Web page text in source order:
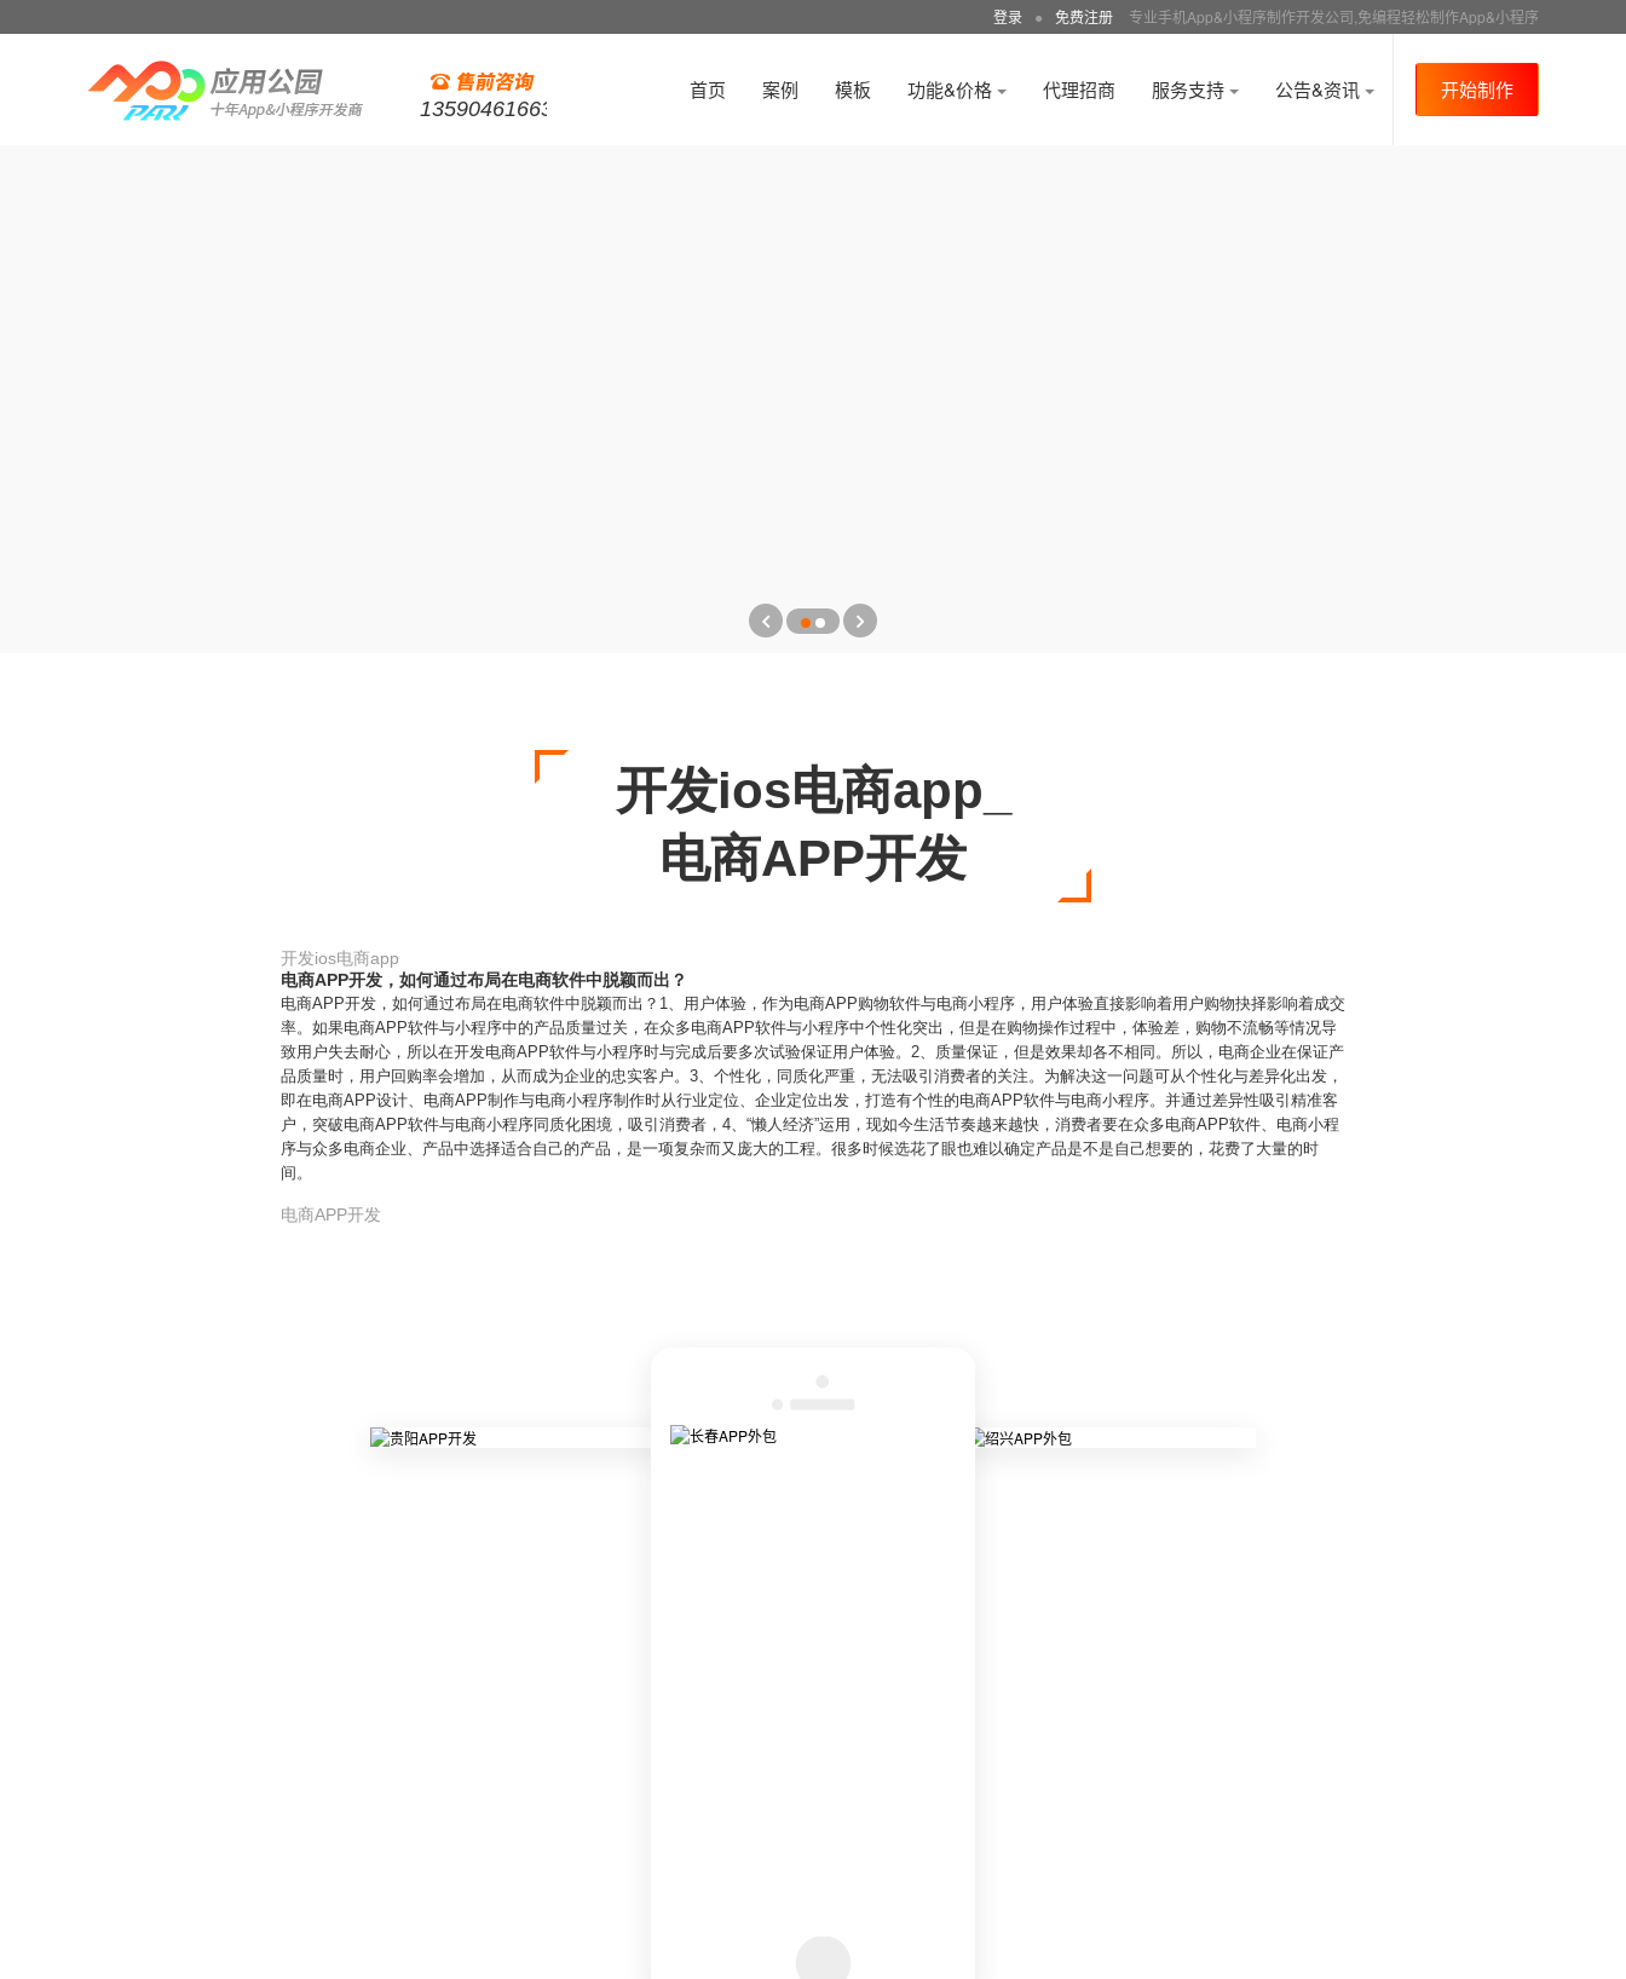
登录 ● 免费注册 专业手机App&小程序制作开发公司,免编程轻松制作App&小程序
13590461663
首页 案例 模板 功能&价格 代理招商 服务支持 公告&资讯 开始制作
开发ios电商app_
电商APP开发
开发ios电商app
电商APP开发，如何通过布局在电商软件中脱颖而出？
电商APP开发，如何通过布局在电商软件中脱颖而出？1、用户体验，作为电商APP购物软件与电商小程序，用户体验直接影响着用户购物抉择影响着成交
率。如果电商APP软件与小程序中的产品质量过关，在众多电商APP软件与小程序中个性化突出，但是在购物操作过程中，体验差，购物不流畅等情况导
致用户失去耐心，所以在开发电商APP软件与小程序时与完成后要多次试验保证用户体验。2、质量保证，但是效果却各不相同。所以，电商企业在保证产
品质量时，用户回购率会增加，从而成为企业的忠实客户。3、个性化，同质化严重，无法吸引消费者的关注。为解决这一问题可从个性化与差异化出发，
即在电商APP设计、电商APP制作与电商小程序制作时从行业定位、企业定位出发，打造有个性的电商APP软件与电商小程序。并通过差异性吸引精准客
户，突破电商APP软件与电商小程序同质化困境，吸引消费者，4、“懒人经济”运用，现如今生活节奏越来越快，消费者要在众多电商APP软件、电商小程
序与众多电商企业、产品中选择适合自己的产品，是一项复杂而又庞大的工程。很多时候选花了眼也难以确定产品是不是自己想要的，花费了大量的时
间。
电商APP开发